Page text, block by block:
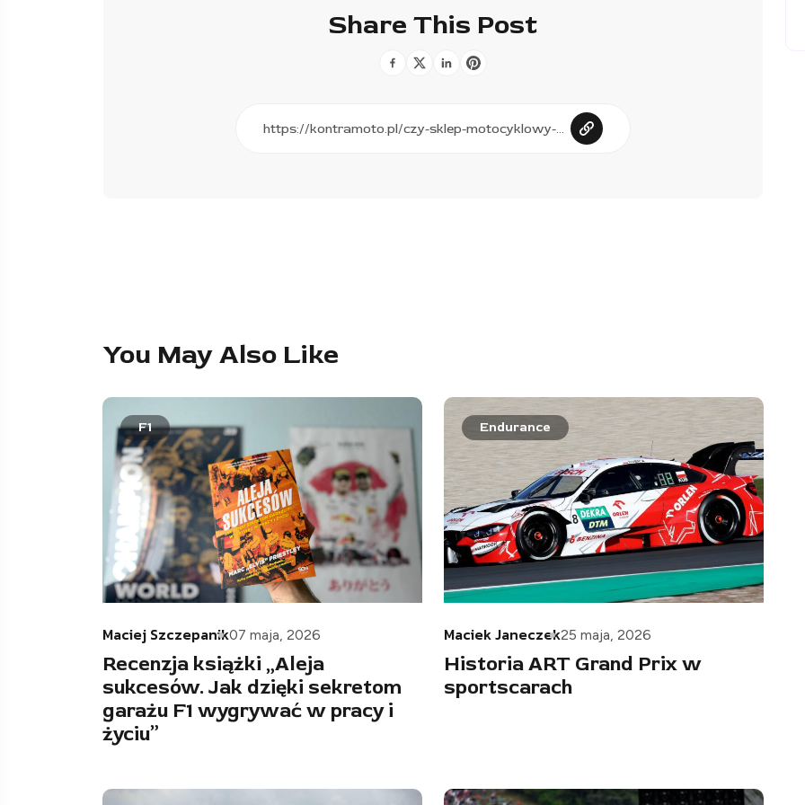
Share This Post
You May Also Like
F1
Maciej Szczepanik07 maja, 2026
Recenzja książki „Aleja
sukcesów. Jak dzięki sekretom
garażu F1 wygrywać w pracy i
życiu”
Endurance
Maciek Janeczek25 maja, 2026
Historia ART Grand Prix w
sportscarach